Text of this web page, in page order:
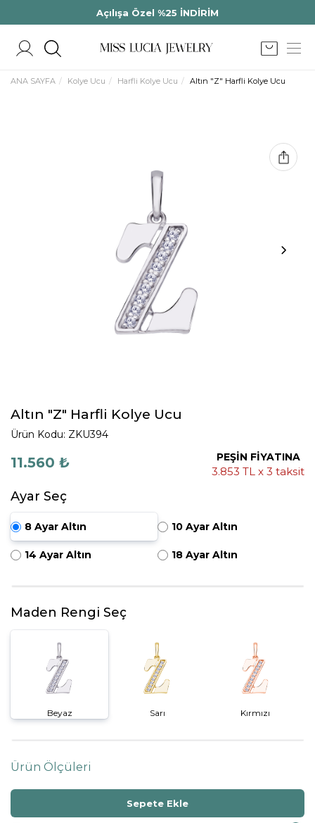
Açılışa Özel %25 İNDİRİM
ANA SAYFA Kolye Ucu Harfli Kolye Ucu Altın "Z" Harfli Kolye Ucu
Altın "Z" Harfli Kolye Ucu
Ürün Kodu: ZKU394
11.560 ₺ PEŞİN FİYATINA
3.853 TL x 3 taksit
Ayar Seç
8 Ayar Altın 10 Ayar Altın
14 Ayar Altın 18 Ayar Altın
Maden Rengi Seç
Beyaz Sarı Kırmızı
Ürün Ölçüleri